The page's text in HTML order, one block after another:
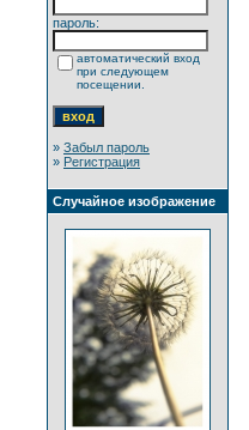
пароль:
автоматический вход
при следующем
посещении.
» Забыл пароль
» Регистрация
Случайное изображение